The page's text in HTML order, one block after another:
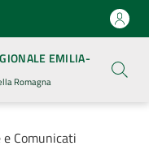
EMILIA-
Romagna
Comunicati